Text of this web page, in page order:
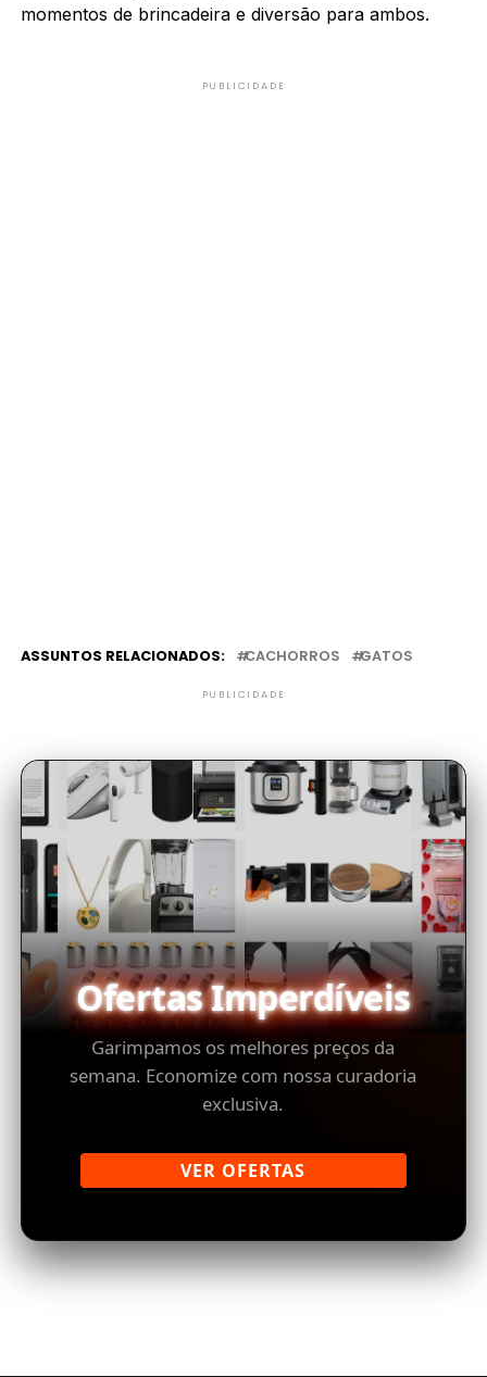
momentos de brincadeira e diversão para ambos.
PUBLICIDADE
ASSUNTOS RELACIONADOS: CACHORROS GATOS
PUBLICIDADE
Ofertas Imperdíveis
Garimpamos os melhores preços da
semana. Economize com nossa curadoria
exclusiva.
VER OFERTAS